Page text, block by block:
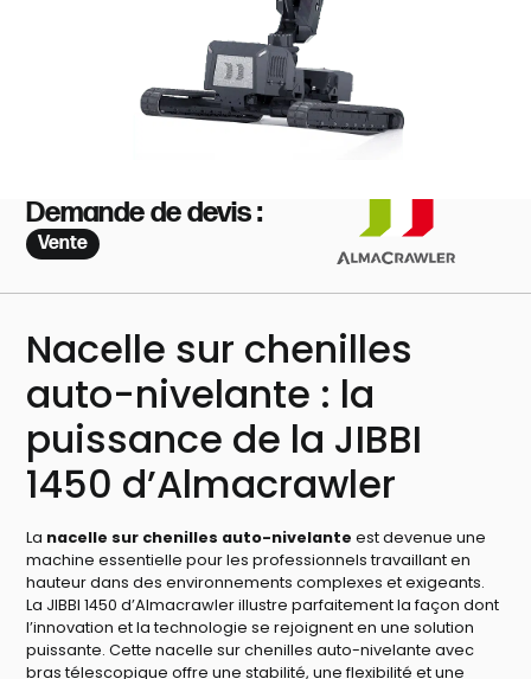
Demande de devis :
Vente
Nacelle sur chenilles
auto-nivelante : la
puissance de la JIBBI
1450 d’Almacrawler
La nacelle sur chenilles auto-nivelante est devenue une
machine essentielle pour les professionnels travaillant en
hauteur dans des environnements complexes et exigeants.
La JIBBI 1450 d’Almacrawler illustre parfaitement la façon dont
l’innovation et la technologie se rejoignent en une solution
puissante. Cette nacelle sur chenilles auto-nivelante avec
bras télescopique offre une stabilité, une flexibilité et une